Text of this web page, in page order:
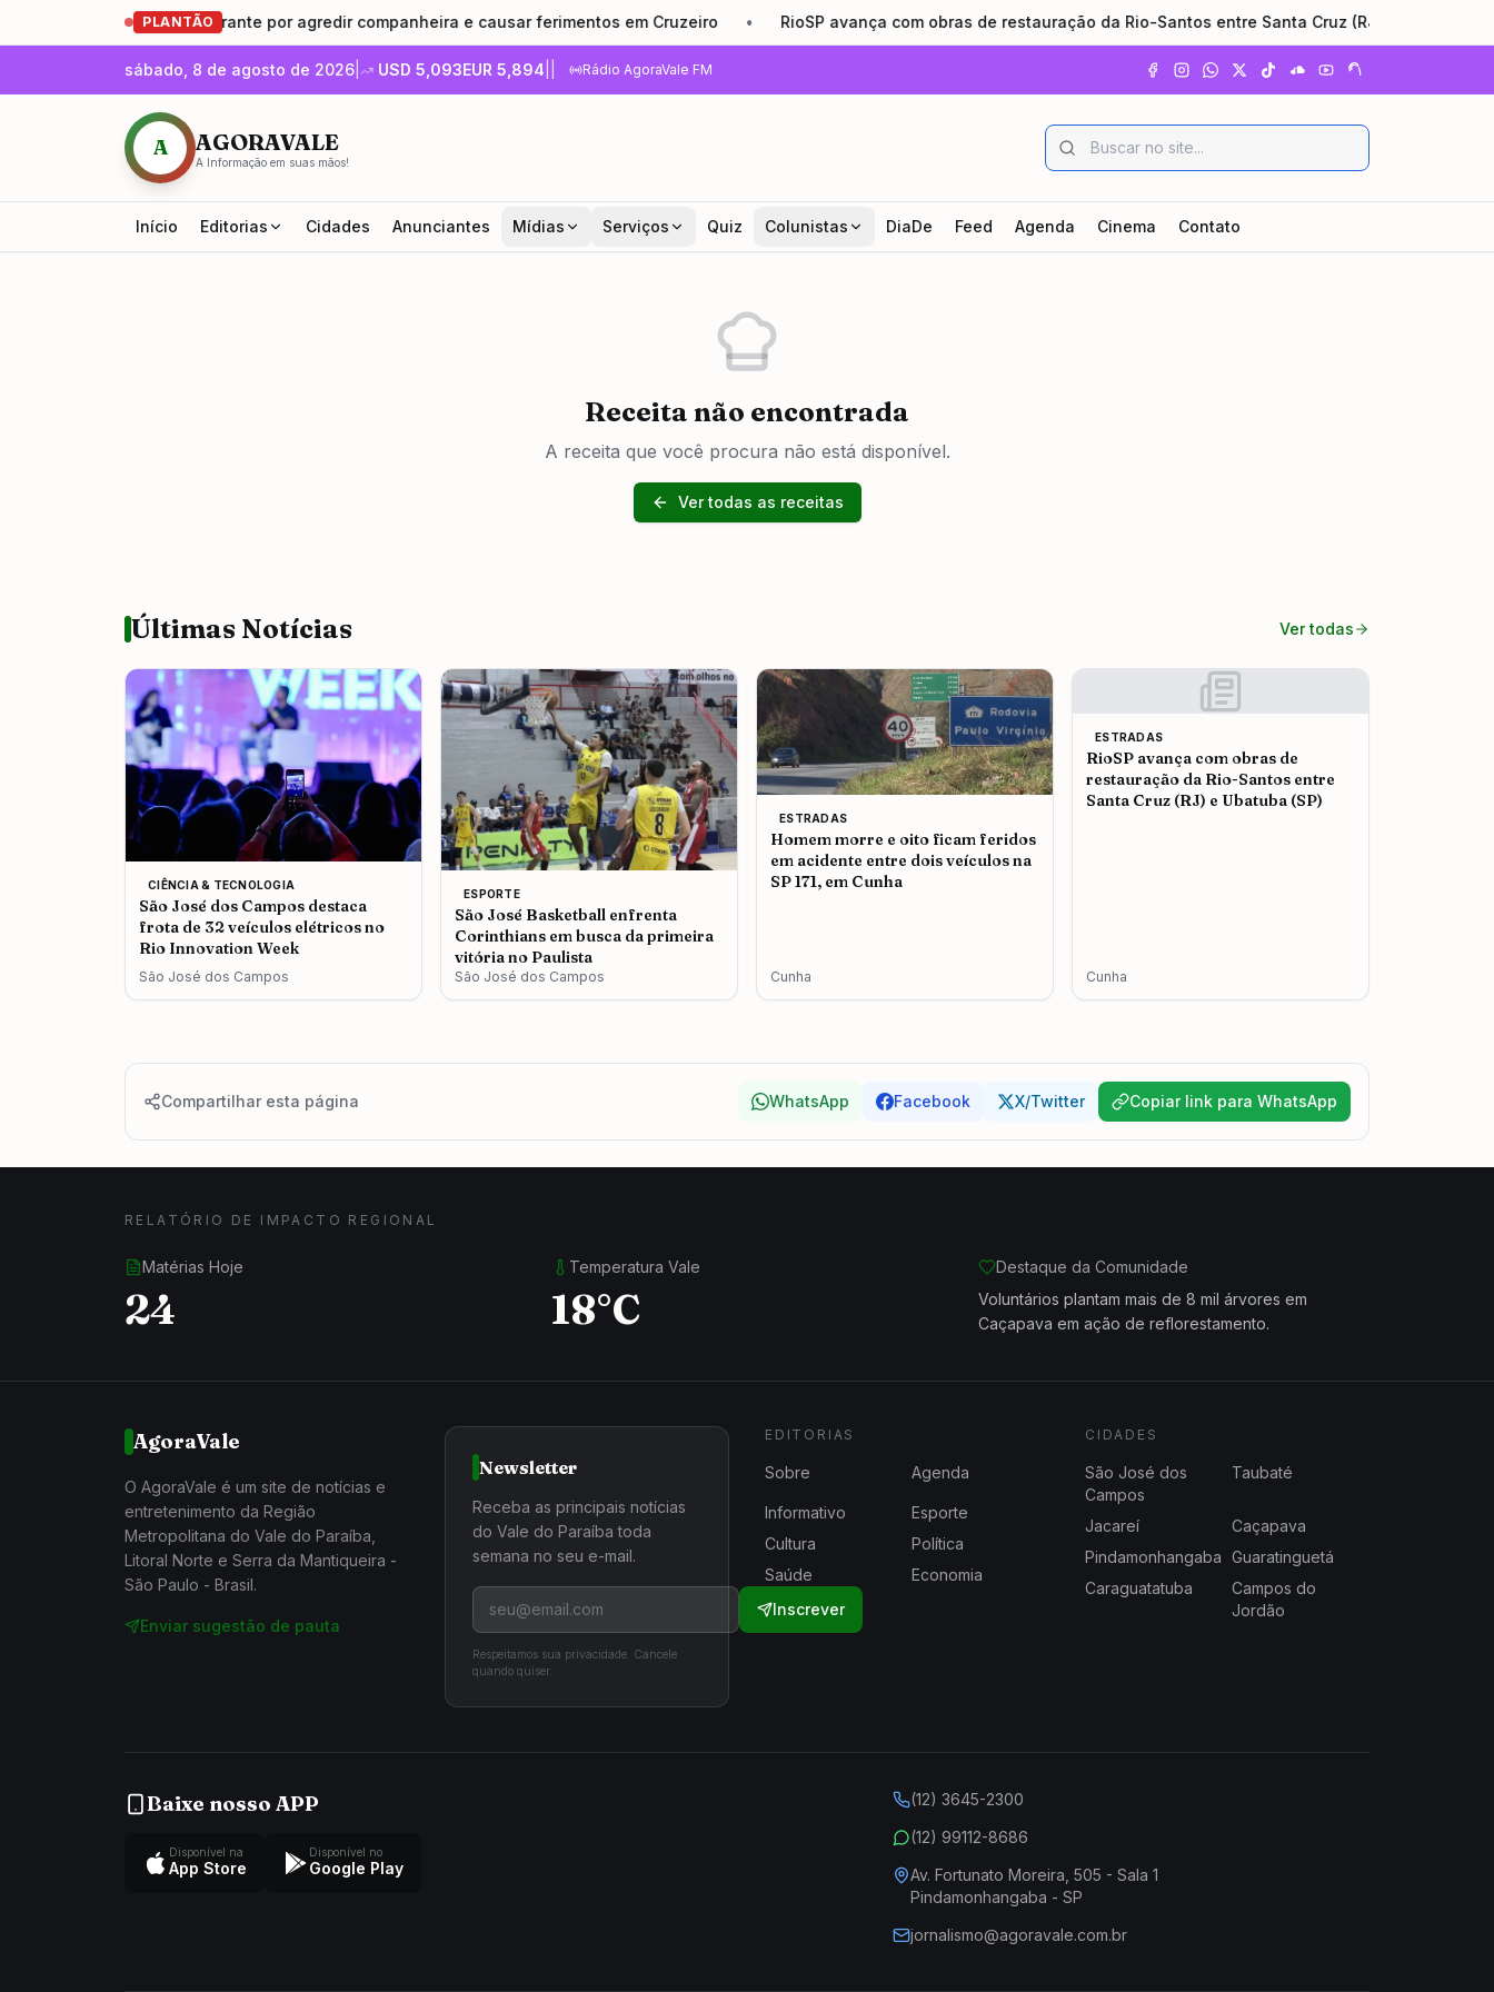
PLANTÃO
Homem é preso em flagrante por agredir companheira e causar ferimentos em Cruzeiro • RioSP avança com obras de restauração da Rio-Santos entre Santa Cruz (RJ) e Ubatuba (SP)
sábado, 8 de agosto de 2026 USD 5,093EUR 5,894 Rádio AgoraVale FM
A AGORAVALE
A Informação em suas mãos!
Início Editorias Cidades Anunciantes Mídias Serviços Quiz Colunistas DiaDe Feed Agenda Cinema Contato
Receita não encontrada
A receita que você procura não está disponível.
Ver todas as receitas
Últimas Notícias Ver todas
CIÊNCIA & TECNOLOGIA
São José dos Campos destaca
frota de 32 veículos elétricos no
Rio Innovation Week
São José dos Campos
ESPORTE
São José Basketball enfrenta
Corinthians em busca da primeira
vitória no Paulista
São José dos Campos
ESTRADAS
Homem morre e oito ficam feridos
em acidente entre dois veículos na
SP 171, em Cunha
Cunha
ESTRADAS
RioSP avança com obras de
restauração da Rio-Santos entre
Santa Cruz (RJ) e Ubatuba (SP)
Cunha
Compartilhar esta página WhatsApp Facebook X/Twitter Copiar link para WhatsApp
RELATÓRIO DE IMPACTO REGIONAL
Matérias Hoje
24
Temperatura Vale
18°C
Destaque da Comunidade
Voluntários plantam mais de 8 mil árvores em
Caçapava em ação de reflorestamento.
AgoraVale
O AgoraVale é um site de notícias e
entretenimento da Região
Metropolitana do Vale do Paraíba,
Litoral Norte e Serra da Mantiqueira -
São Paulo - Brasil.
Enviar sugestão de pauta
Newsletter
Receba as principais notícias
do Vale do Paraíba toda
semana no seu e-mail.
Inscrever
Respeitamos sua privacidade. Cancele
quando quiser.
EDITORIAS
Sobre Agenda
Informativo
Esporte
Cultura
Política
Saúde
Economia
CIDADES
São José dos
Campos
Taubaté
Jacareí
Caçapava
Pindamonhangaba Guaratinguetá
Caraguatatuba
Campos do
Jordão
Baixe nosso APP
Disponível na
App Store
Disponível no
Google Play
(12) 3645-2300
(12) 99112-8686
Av. Fortunato Moreira, 505 - Sala 1
Pindamonhangaba - SP
jornalismo@agoravale.com.br